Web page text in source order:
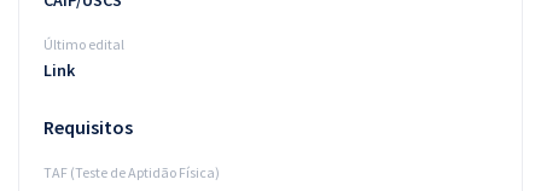
Último edital
Link
Requisitos
TAF (Teste de Aptidão Física)